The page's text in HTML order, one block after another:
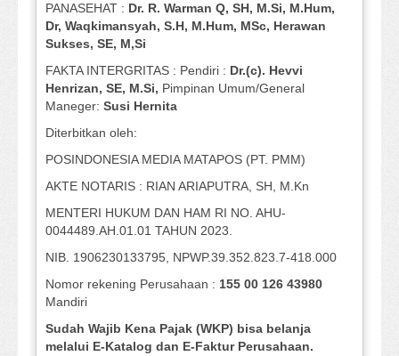
PANASEHAT : Dr. R. Warman Q, SH, M.Si, M.Hum,
Dr, Waqkimansyah, S.H, M.Hum, MSc, Herawan
Sukses, SE, M,Si
FAKTA INTERGRITAS : Pendiri : Dr.(c). Hevvi
Henrizan, SE, M.Si, Pimpinan Umum/General
Maneger: Susi Hernita
Diterbitkan oleh:
POSINDONESIA MEDIA MATAPOS (PT. PMM)
AKTE NOTARIS : RIAN ARIAPUTRA, SH, M.Kn
MENTERI HUKUM DAN HAM RI NO. AHU-
0044489.AH.01.01 TAHUN 2023.
NIB. 1906230133795, NPWP.39.352.823.7-418.000
Nomor rekening Perusahaan : 155 00 126 43980
Mandiri
Sudah Wajib Kena Pajak (WKP) bisa belanja
melalui E-Katalog dan E-Faktur Perusahaan.